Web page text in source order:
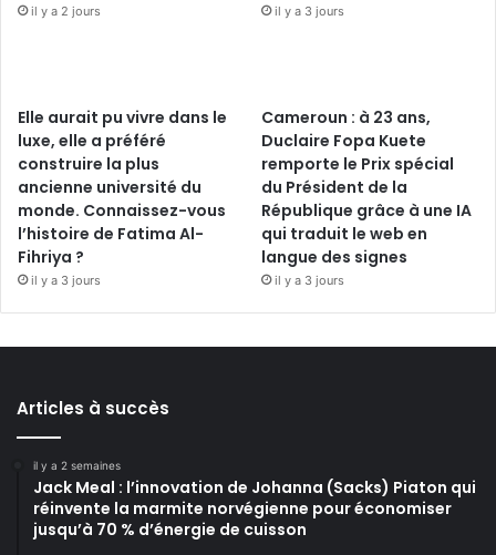
il y a 2 jours il y a 3 jours
Elle aurait pu vivre dans le
luxe, elle a préféré
construire la plus
ancienne université du
monde. Connaissez-vous
l’histoire de Fatima Al-
Fihriya ?
il y a 3 jours
Cameroun : à 23 ans,
Duclaire Fopa Kuete
remporte le Prix spécial
du Président de la
République grâce à une IA
qui traduit le web en
langue des signes
il y a 3 jours
Articles à succès
il y a 2 semaines
Jack Meal : l’innovation de Johanna (Sacks) Piaton qui
réinvente la marmite norvégienne pour économiser
jusqu’à 70 % d’énergie de cuisson